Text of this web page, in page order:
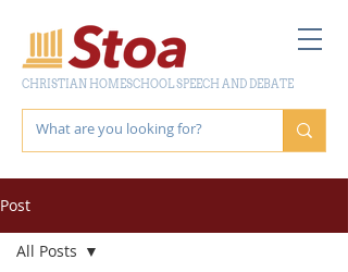
CHRISTIAN HOMESCHOOL SPEECH AND DEBATE
Post
All Posts